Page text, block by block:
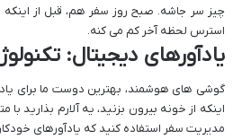
چیز سر جاشه. صبح روز سفر هم، قبل از اینکه
استرس لحظه آخر کم می کنه.
یادآورهای دیجیتال:
گوشی های هوشمند، بهترین دوست ما برای
اینکه از خونه بیرون بزنید، یه آلارم
مدیریت سفر استفاده کنید که یادآورهای